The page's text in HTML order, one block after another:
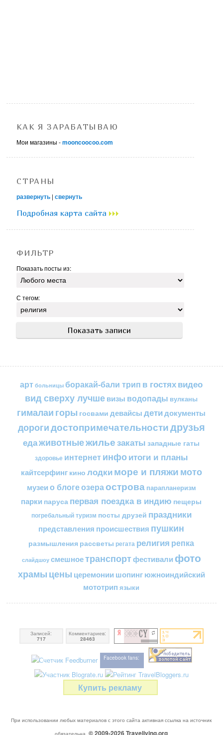
КАК Я ЗАРАБАТЫВАЮ
Мои магазины -mooncoocoo.com
СТРАНЫ
развернуть |свернуть
Подробная карта сайта
ФИЛЬТР
Показать посты из:
С тегом:
арт больницы боракай-бали трип в гостяхвидео
вид сверху лучшевизы водопады вулканы
гималаи горы госвами девайсы детидокументы
дорогидостопримечательностидрузья
едаживотныежильезакаты западные гаты
здоровье интернетинфоитоги и планы
кайтсерфинг кино лодкиморе и пляжимото
музеи о блогеозераострова парапланеризм
парки паруса первая поездка в индию пещеры
погребальный туризм посты друзей праздники
представления происшествия пушкин
размышления рассветы регата религия репка
слайдшоу смешноетранспортфестивали фото
храмы цены церемонии шопингюжноиндийский
мототрип языки
Записей:
717
Комментариев:
28463
Facebook fans:
Купить рекламу
При использовании любых материалов с этого сайта активная ссылка на источник
© 2009-2026Traveliving.org